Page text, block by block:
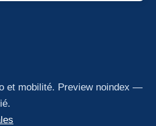
et mobilité. Preview noindex —